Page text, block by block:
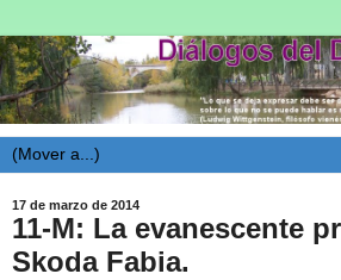
17 de marzo de 2014
11-M: La evanescente
Skoda Fabia.